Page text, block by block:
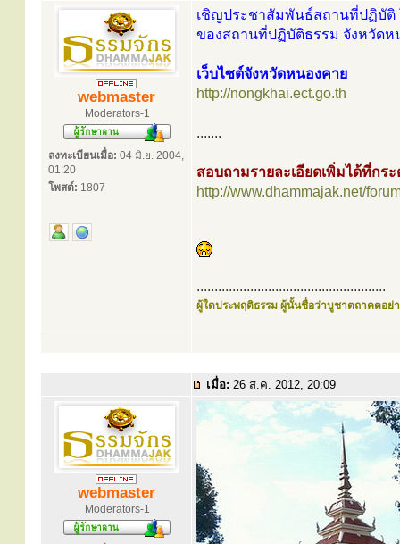
webmaster
Moderators-1
ลงทะเบียนเมื่อ: 04 มิ.ย. 2004,
01:20
โพสต์: 1807
เชิญประชาสัมพันธ์สถานที่ปฏิบัติ
ของสถานที่ปฏิบัติธรรม จังหวัดห
เว็บไซต์จังหวัดหนองคาย
http://nongkhai.ect.go.th
.......
สอบถามรายละเอียดเพิ่มได้ที่กร
http://www.dhammajak.net/
.....................................................
ผู้ใดประพฤติธรรม ผู้นั้นชื่อว่าบูชาตถาคตอย่า
เมื่อ: 26 ส.ค. 2012, 20:09
webmaster
Moderators-1